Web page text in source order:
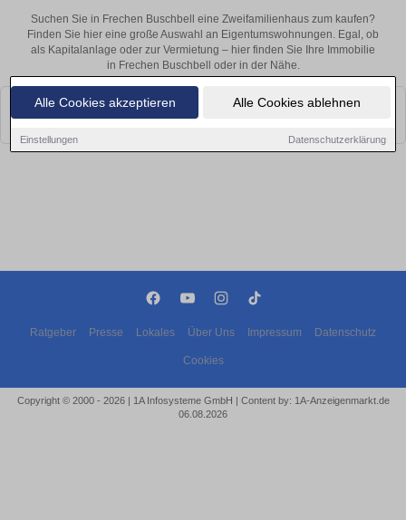
Alle Cookies akzeptieren Alle Cookies ablehnen
Einstellungen Datenschutzerklärung
Suchen Sie in Frechen Buschbell eine Zweifamilienhaus zum kaufen?
Finden Sie hier eine große Auswahl an Eigentumswohnungen. Egal, ob
als Kapitalanlage oder zur Vermietung – hier finden Sie Ihre Immobilie
in Frechen Buschbell oder in der Nähe.
Leider konnten wir derzeit keine passenden Objekte finden. Schauen Sie
bald wieder vorbei!
Ratgeber Presse Lokales Über Uns Impressum Datenschutz
Cookies
Copyright © 2000 - 2026 | 1A Infosysteme GmbH | Content by: 1A-Anzeigenmarkt.de
06.08.2026